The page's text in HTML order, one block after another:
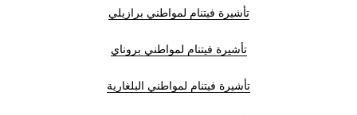
تأشيرة فيتنام لمواطني برازيلي
تأشيرة فيتنام لمواطني بروناي
تأشيرة فيتنام لمواطني البلغارية